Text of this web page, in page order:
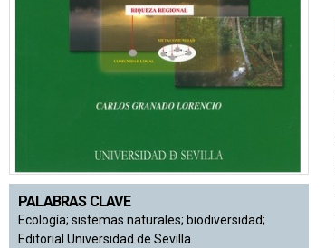
PALABRAS CLAVE
Ecología; sistemas naturales; biodiversidad;
Editorial Universidad de Sevilla